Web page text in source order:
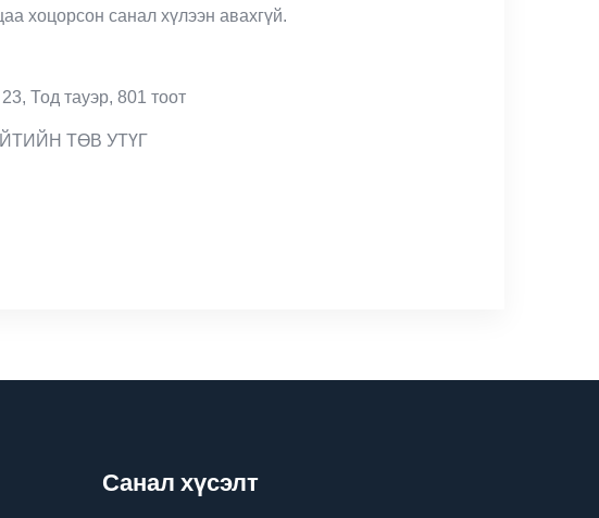
хоцорсон санал хүлээн авахгүй.
Тод тауэр, 801 тоот
ТӨВ УТҮГ
Санал хүсэлт